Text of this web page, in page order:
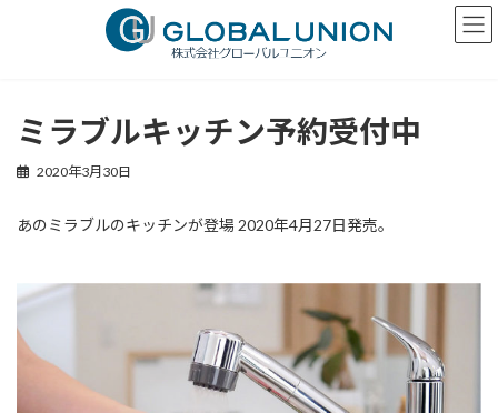
ミラブルキッチン予約受付中
2020年3月30日
あのミラブルのキッチンが登場 2020年4月27日発売。